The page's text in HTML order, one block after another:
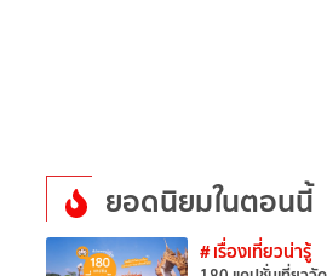
ยอดนิยมในตอนนี้
# เรื่องเที่ยวน่ารู้